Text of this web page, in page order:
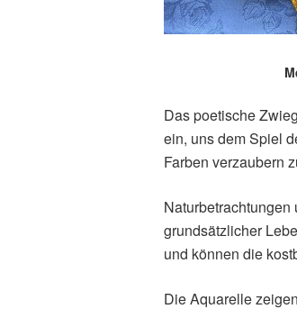
Das poetische
ein, uns dem Spiel
Farben verzaubern
grundsätzlicher
und können die
Die Aquarelle